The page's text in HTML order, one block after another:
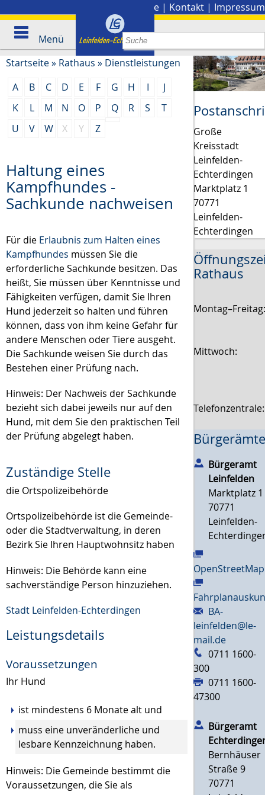
Presse | Kontakt | Impressum
Menü
Startseite» Rathaus » Dienstleistungen
A
B C D E F G H I
J
K
L M N O P Q R S
T
U
V W X Y Z
Haltung eines
Kampfhundes -
Sachkunde nachweisen
Für die Erlaubnis zum Halten eines
Kampfhundes müssen Sie die
erforderliche Sachkunde besitzen. Das
heißt, Sie müssen über Kenntnisse und
Fähigkeiten verfügen, damit Sie Ihren
Hund jederzeit so halten und führen
können, dass von ihm keine Gefahr für
andere Menschen oder Tiere ausgeht.
Die Sachkunde weisen Sie durch das
Bestehen einer Prüfung nach.
Hinweis: Der Nachweis derSachkunde
bezieht sich dabei jeweils nur auf den
Hund, mit dem Sie den praktischen Teil
der Prüfung abgelegt haben.
Zuständige Stelle
die Ortspolizeibehörde
Ortspolizeibehörde ist die Gemeinde-
oder die Stadtverwaltung, in deren
Bezirk Sie Ihren Hauptwohnsitz haben
Hinweis: Die Behörde kann eine
sachverständige Person hinzuziehen.
Stadt Leinfelden-Echterdingen
Leistungsdetails
Voraussetzungen
Ihr Hund
ist mindestens 6 Monate alt und
muss eine unveränderliche und
lesbare Kennzeichnung haben.
Hinweis: Die Gemeinde bestimmt die
Voraussetzungen, die Sie als
Große
Kreisstadt
Leinfelden-
Echterdingen
Marktplatz 1
70771
Leinfelden-
Echterdingen
Rathaus
Mittwoch:
Bürgeramt
Leinfelden
Marktplatz 1
70771
Leinfelden-
OpenStreetMap
BA-
leinfelden@le-
mail.de
0711 1600-
300
0711 1600-
47300
Bürgeramt
Bernhäuser
Straße 9
70771